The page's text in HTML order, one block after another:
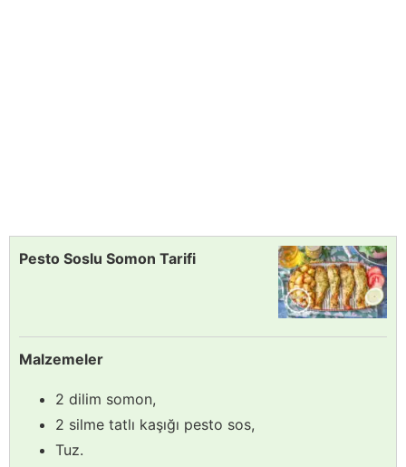
Pesto Soslu Somon Tarifi
Malzemeler
2 dilim somon,
2 silme tatlı kaşığı pesto sos,
Tuz.